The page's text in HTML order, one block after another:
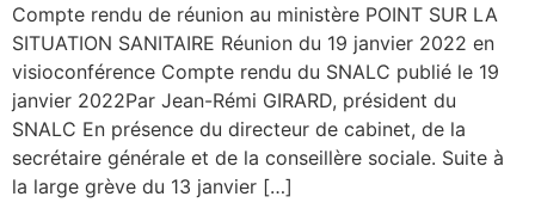
Compte rendu de réunion au ministère POINT SUR LA
SITUATION SANITAIRE Réunion du 19 janvier 2022 en
visioconférence Compte rendu du SNALC publié le 19
janvier 2022Par Jean-Rémi GIRARD, président du
SNALC En présence du directeur de cabinet, de la
secrétaire générale et de la conseillère sociale. Suite à
la large grève du 13 janvier […]